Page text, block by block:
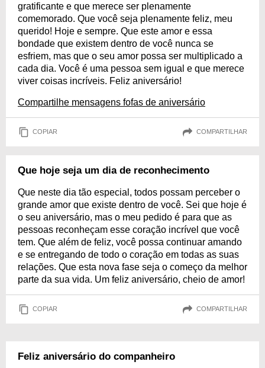
gratificante e que merece ser plenamente
comemorado. Que você seja plenamente feliz, meu
querido! Hoje e sempre. Que este amor e essa
bondade que existem dentro de você nunca se
esfriem, mas que o seu amor possa ser multiplicado a
cada dia. Você é uma pessoa sem igual e que merece
viver coisas incríveis. Feliz aniversário!
Compartilhe mensagens fofas de aniversário
COPIAR COMPARTILHAR
Que hoje seja um dia de reconhecimento
Que neste dia tão especial, todos possam perceber o
grande amor que existe dentro de você. Sei que hoje é
o seu aniversário, mas o meu pedido é para que as
pessoas reconheçam esse coração incrível que você
tem. Que além de feliz, você possa continuar amando
e se entregando de todo o coração em todas as suas
relações. Que esta nova fase seja o começo da melhor
parte da sua vida. Um feliz aniversário, cheio de amor!
COPIAR COMPARTILHAR
Feliz aniversário do companheiro